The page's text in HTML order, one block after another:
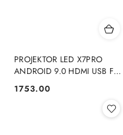
PROJEKTOR LED X7PRO
ANDROID 9.0 HDMI USB Full
Auto-focus
Cena:
1753.00